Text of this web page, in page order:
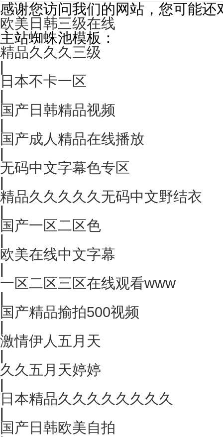
感谢您访问我们的网站，您可能还
欧美日韩三级在线
主站蜘蛛池模板：
精品久久久三级
|
日本不卡一区
|
国产日韩精品视频
|
国产成人精品在线播放
|
无码中文字幕色专区
|
精品久久久久久无码中文野结衣
|
国产一区二区色
|
欧美在线中文字幕
|
一区二区三区在线观看www
|
国产精品揄拍500视频
|
激情伊人五月天
|
久久五月天婷婷
|
日本精品久久久久久久久久
|
国产日韩欧美自拍